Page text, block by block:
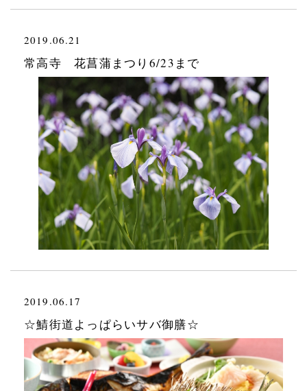
2019.06.21
常高寺 花菖蒲まつり6/23まで
2019.06.17
☆鯖街道よっぱらいサバ御膳☆